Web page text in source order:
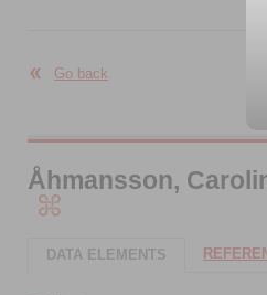
Go back
Åhmansson,
DATA ELEMENTS